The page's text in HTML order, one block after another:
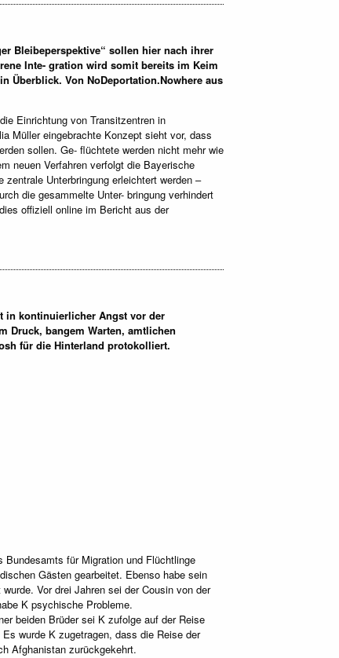
Bleibeperspektive“ sollen hier nach ihrer
Inte- gration wird somit bereits im Keim
Überblick. Von NoDeportation.Nowhere aus
Einrichtung von Transitzentren in
Müller eingebrachte Konzept sieht vor, dass
sollen. Ge- flüchtete werden nicht mehr wie
neuen Verfahren verfolgt die Bayerische
Unterbringung erleichtert werden –
die gesammelte Unter- bringung verhindert
offiziell online im Bericht aus der
in kontinuierlicher Angst vor der
Druck, bangem Warten, amtlichen
für die Hinterland protokolliert.
für Migration und Flüchtlinge
Gästen gearbeitet. Ebenso habe sein
Vor drei Jahren sei der Cousin von der
K psychische Probleme.
beiden Brüder sei K zufolge auf der Reise
wurde K zugetragen, dass die Reise der
Afghanistan zurückgekehrt.